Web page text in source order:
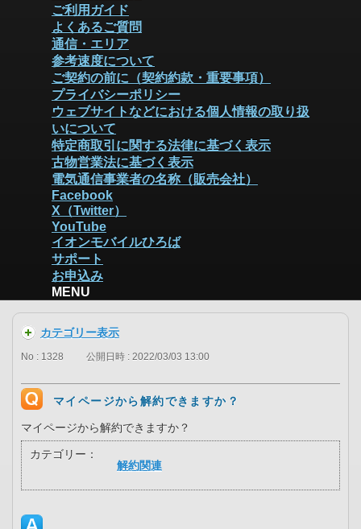
ご利用ガイド
よくあるご質問
通信・エリア
参考速度について
ご契約の前に（契約約款・重要事項）
プライバシーポリシー
ウェブサイトなどにおける個人情報の取り扱
いについて
特定商取引に関する法律に基づく表示
古物営業法に基づく表示
電気通信事業者の名称（販売会社）
Facebook
X（Twitter）
YouTube
イオンモバイルひろば
サポート
お申込み
MENU
カテゴリー表示
No : 1328 公開日時 : 2022/03/03 13:00
マイページから解約できますか？
マイページから解約できますか？
カテゴリー：
解約関連